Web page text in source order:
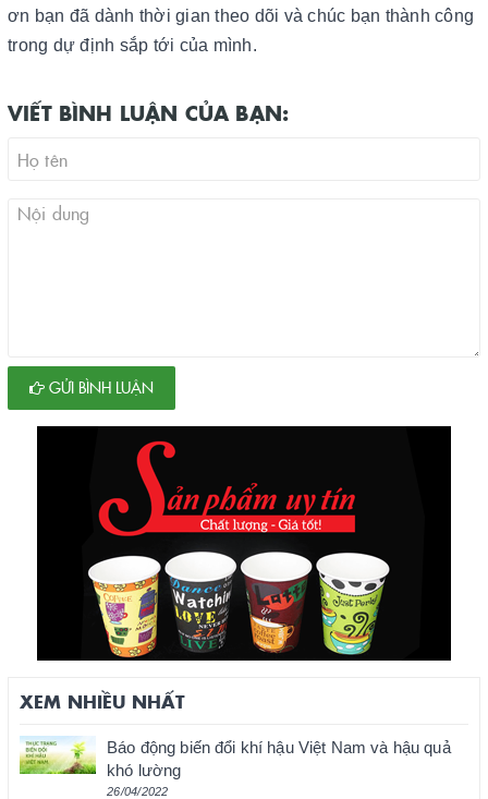
ơn bạn đã dành thời gian theo dõi và chúc bạn thành công
trong dự định sắp tới của mình.
VIẾT BÌNH LUẬN CỦA BẠN:
GỬI BÌNH LUẬN
XEM NHIỀU NHẤT
Báo động biến đổi khí hậu Việt Nam và hậu quả
khó lường
26/04/2022